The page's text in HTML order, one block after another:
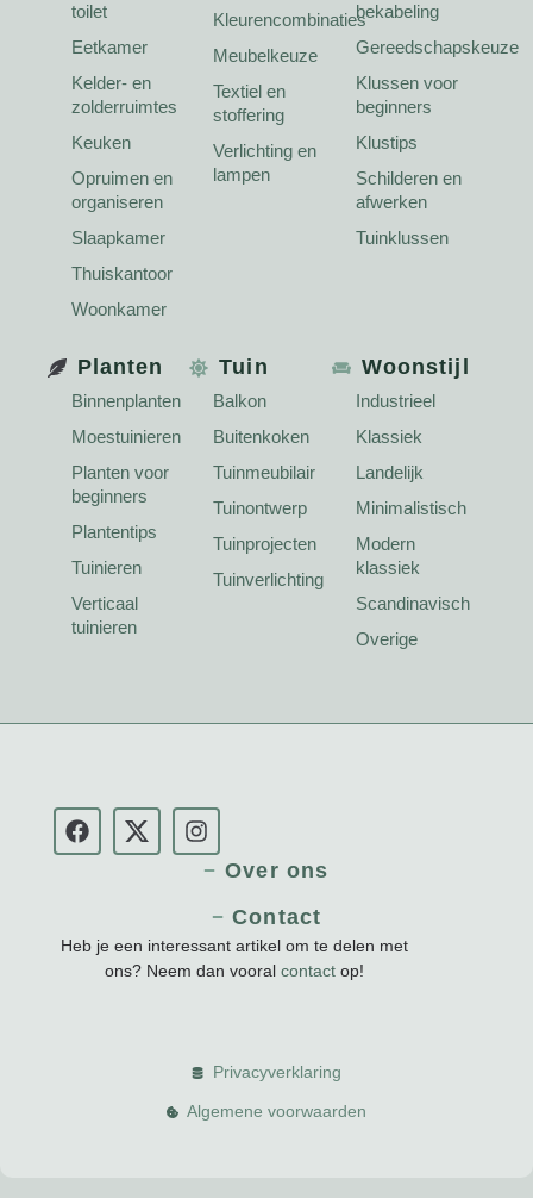
Over ons
Contact
Heb je een interessant artikel om te delen met
ons? Neem dan vooralcontact op!
Privacyverklaring
Algemene voorwaarden
toilet
Eetkamer
Kelder- en
zolderruimtes
Keuken
Opruimen en
organiseren
Slaapkamer
Thuiskantoor
Woonkamer
Kleurencombinaties
Meubelkeuze
Textiel en
stoffering
Verlichting en
lampen
bekabeling
Gereedschapskeuze
Klussen voor
beginners
Klustips
Schilderen en
afwerken
Tuinklussen
Planten
Binnenplanten
Moestuinieren
Planten voor
beginners
Plantentips
Tuinieren
Verticaal
tuinieren
Tuin
Balkon
Buitenkoken
Tuinmeubilair
Tuinontwerp
Tuinprojecten
Tuinverlichting
Woonstijl
Industrieel
Klassiek
Landelijk
Minimalistisch
Modern
klassiek
Scandinavisch
Overige